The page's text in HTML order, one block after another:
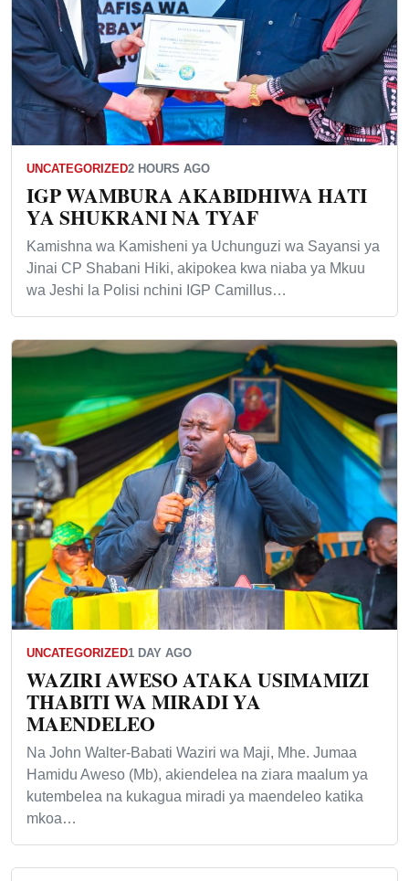
UNCATEGORIZED2 HOURS AGO
IGP WAMBURA AKABIDHIWA HATI
YA SHUKRANI NA TYAF
Kamishna wa Kamisheni ya Uchunguzi wa Sayansi ya
Jinai CP Shabani Hiki, akipokea kwa niaba ya Mkuu
wa Jeshi la Polisi nchini IGP Camillus…
UNCATEGORIZED1 DAY AGO
WAZIRI AWESO ATAKA USIMAMIZI
THABITI WA MIRADI YA
MAENDELEO
Na John Walter-Babati Waziri wa Maji, Mhe. Jumaa
Hamidu Aweso (Mb), akiendelea na ziara maalum ya
kutembelea na kukagua miradi ya maendeleo katika
mkoa…